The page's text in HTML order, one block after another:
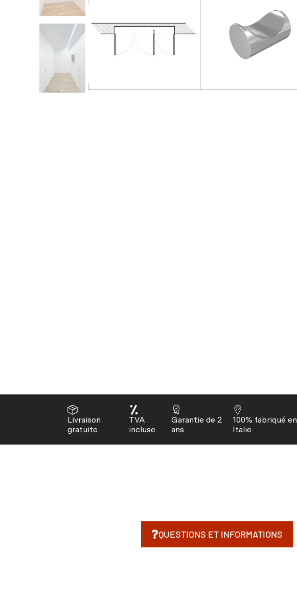
Livraison
gratuite
TVA
incluse
Garantie de 2
ans
100% fabriqué en
Italie
QUESTIONS ET INFORMATIONS